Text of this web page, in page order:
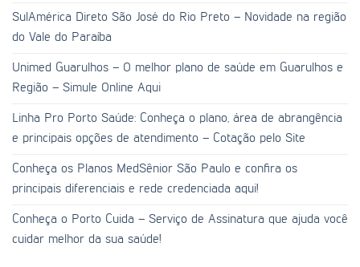
SulAmérica Direto São José do Rio Preto – Novidade na região
do Vale do Paraíba
Unimed Guarulhos – O melhor plano de saúde em Guarulhos e
Região – Simule Online Aqui
Linha Pro Porto Saúde: Conheça o plano, área de abrangência
e principais opções de atendimento – Cotação pelo Site
Conheça os Planos MedSênior São Paulo e confira os
principais diferenciais e rede credenciada aqui!
Conheça o Porto Cuida – Serviço de Assinatura que ajuda você
cuidar melhor da sua saúde!